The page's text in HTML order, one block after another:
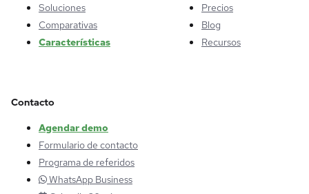
Soluciones
Comparativas
Características
Precios
Blog
Recursos
Contacto
Agendar demo
Formulario de contacto
Programa de referidos
WhatsApp Business